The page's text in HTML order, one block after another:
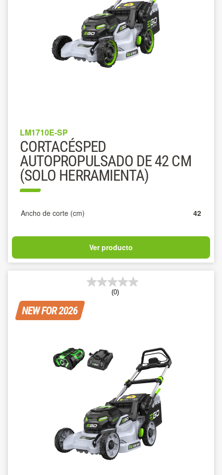
LM1710E-SP
CORTACÉSPED
AUTOPROPULSADO DE 42 CM
(SOLO HERRAMIENTA)
Ancho de corte (cm) 42
Ver producto
(0)